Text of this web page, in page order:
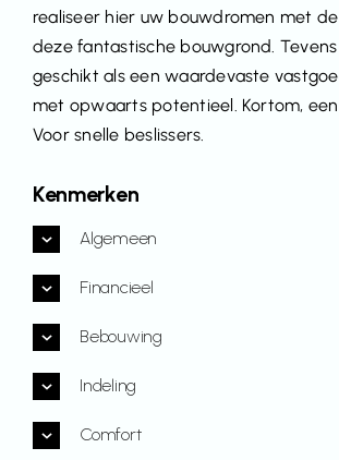
realiseer hier uw bouwdromen met
deze fantastische bouwgrond.
geschikt als een waardevaste
met opwaarts potentieel. Kortom,
Voor snelle beslissers.
Kenmerken
Algemeen
Financieel
Bebouwing
Indeling
Comfort